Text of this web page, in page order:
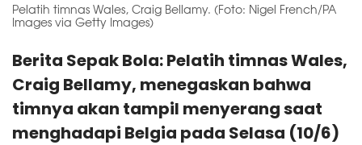
Pelatih timnas Wales, Craig Bellamy. (Foto: Nigel French/PA
Images via Getty Images)
Berita Sepak Bola: Pelatih timnas Wales,
Craig Bellamy, menegaskan bahwa
timnya akan tampil menyerang saat
menghadapi Belgia pada Selasa (10/6)